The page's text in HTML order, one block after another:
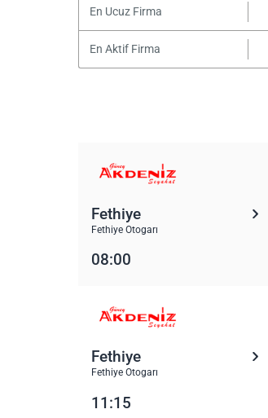
En Ucuz Firma
En Aktif Firma
Fethiye
Fethiye Otogarı
08:00
Fethiye
Fethiye Otogarı
11:15